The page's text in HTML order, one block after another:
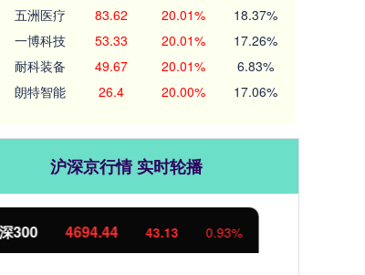
五洲医疗 83.62 20.01% 18.37%
一博科技 53.33 20.01% 17.26%
耐科装备 49.67 20.01% 6.83%
朗特智能 26.4 20.00% 17.06%
沪深京行情 实时轮播
北证50 1134.24 11.37 1.01%